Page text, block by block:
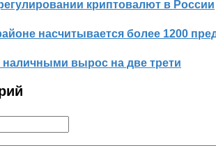
криптовалют в России
насчитывается более 1200
вырос на две трети